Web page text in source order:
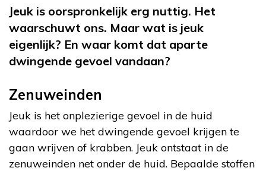
Jeuk is oorspronkelijk erg nuttig. Het
waarschuwt ons. Maar wat is jeuk
eigenlijk? En waar komt dat aparte
dwingende gevoel vandaan?
Zenuweinden
Jeuk is het onplezierige gevoel in de huid
waardoor we het dwingende gevoel krijgen te
gaan wrijven of krabben. Jeuk ontstaat in de
zenuweinden net onder de huid. Bepaalde stoffen